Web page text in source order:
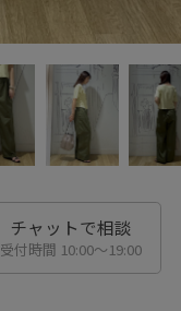
チャットで相談
受付時間 10:00〜19:00